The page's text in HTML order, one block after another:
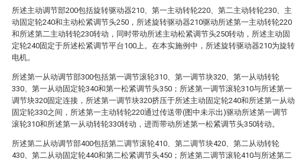
所述主动调节部200包括旋转驱动器210、第一主动转轮220、第二主动转轮230、主
动固定轮240和主动松紧调节头250，所述旋转驱动器210驱动所述第一主动转轮220
和所述第二主动转轮230转动，同时带动所述主动松紧调节头250转动，所述主动固
定轮240固定于所述松紧调节平台100上。在本实施例中，所述旋转驱动器210为旋转
电机。
所述第一从动调节部300包括第一调节滚轮310、第一调节块320、第一从动转轮
330、第一从动固定轮340和第一松紧调节头350；所述第一调节滚轮310与所述第一
调节块320固定连接，所述第一调节块320挤压于所述主动固定轮240和所述第一从动
固定轮330之间，所述第一主动转轮220通过传送带(图中未示出)驱动所述第一调节
滚轮310和所述第一从动转轮330转动，进而带动所述第一松紧调节头350转动。
所述第二从动调节部400包括第二调节滚轮410、第二调节块420、第二从动转轮
430、第二从动固定轮440和第二松紧调节头450；所述第二调节滚轮410与所述第二